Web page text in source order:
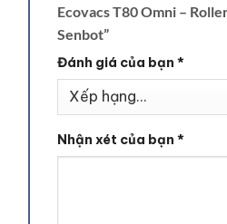
Ecovacs T80 Omni –
Senbot”
Đánh giá của bạn *
Nhận xét của bạn *